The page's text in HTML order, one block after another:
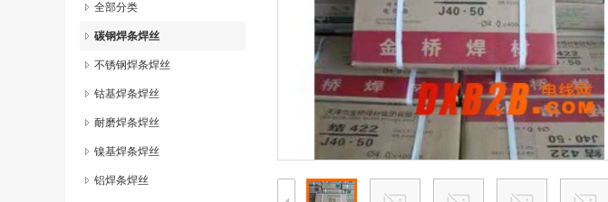
全部分类
碳钢焊条焊丝
不锈钢焊条焊丝
钴基焊条焊丝
耐磨焊条焊丝
镍基焊条焊丝
铝焊条焊丝